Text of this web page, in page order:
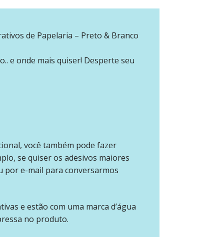
de Papelaria – Preto & Branco
e onde mais quiser! Desperte seu
você também pode fazer
se quiser os adesivos maiores
por e-mail para conversarmos
e estão com uma marca d’água
no produto.